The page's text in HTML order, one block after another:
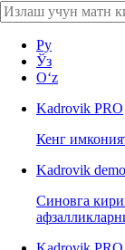
Ру
Ўз
Oʻz
Kadrovik PRO
Кенг
Kadrovik demo
Синовга